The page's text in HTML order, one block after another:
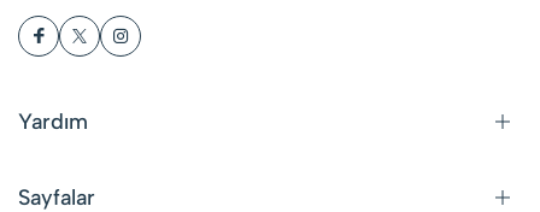
Yardım
Sayfalar